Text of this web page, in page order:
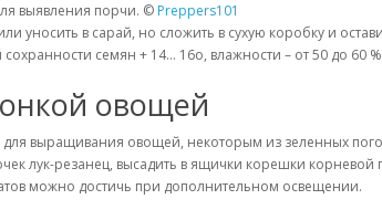
выявления порчи. © Preppers101
уносить в сарай, но сложить в сухую коробку и
семян + 14… 16о, влажности – от 50 до 60
овощей
выращивания овощей, некоторым из зеленных
лук-резанец, высадить в ящички корешки корневой
можно достичь при дополнительном освещении.